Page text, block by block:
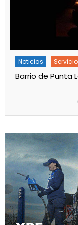
Noticias
Barrio de Punta